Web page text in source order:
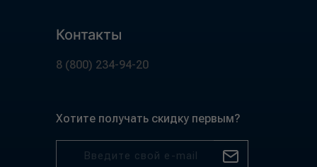
Контакты
8 (800) 234-94-20
Хотите получать скидку первым?